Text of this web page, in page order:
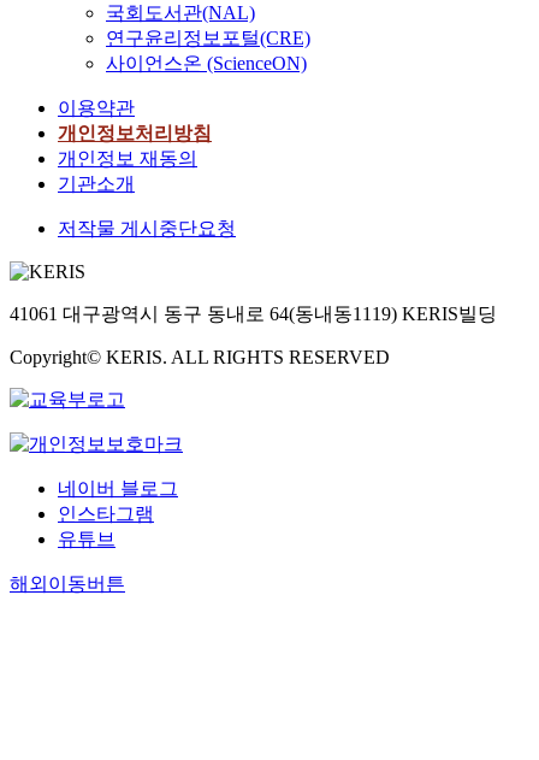
국회도서관(NAL)
연구윤리정보포털(CRE)
사이언스온 (ScienceON)
이용약관
개인정보처리방침
개인정보 재동의
기관소개
저작물 게시중단요청
41061 대구광역시 동구 동내로 64(동내동1119) KERIS빌딩
Copyright© KERIS. ALL RIGHTS RESERVED
네이버 블로그
인스타그램
유튜브
해외이동버튼